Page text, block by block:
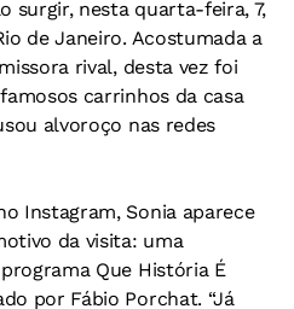
surgir, nesta quarta-feira, 7,
de Janeiro. Acostumada a
rival, desta vez foi
carrinhos da casa
alvoroço nas redes
Instagram, Sonia aparece
da visita: uma
Que História É
por Fábio Porchat. “Já